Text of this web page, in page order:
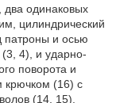
два одинаковых
цилиндрический
патроны и осью
4), и ударно-
поворота и
крючком (16) с
(14, 15).